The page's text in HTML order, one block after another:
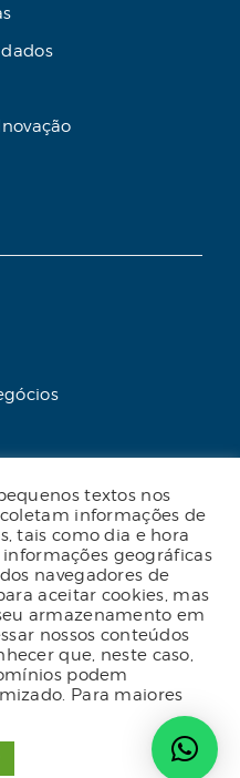
Zardo Advocacia |
uso do site|Política
de conduta|
para fornecedores|
e continuidade
por
Radar do
textos nos
informações de
tais como dia e hora
geográficas
navegadores de
aceitar cookies, mas
armazenamento em
nossos conteúdos
que, neste caso,
podem
Para maiores
Política de Privacidade